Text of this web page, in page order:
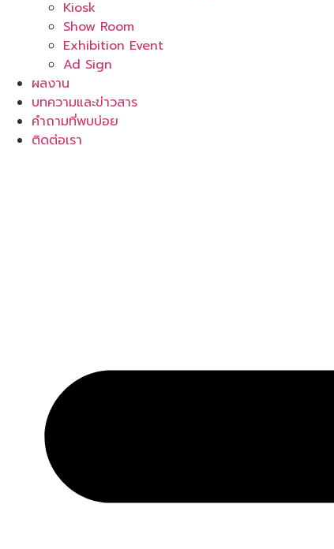
Kiosk
Show Room
Exhibition Event
Ad Sign
ผลงาน
บทความและข่าวสาร
คำถามที่พบบ่อย
ติดต่อเรา